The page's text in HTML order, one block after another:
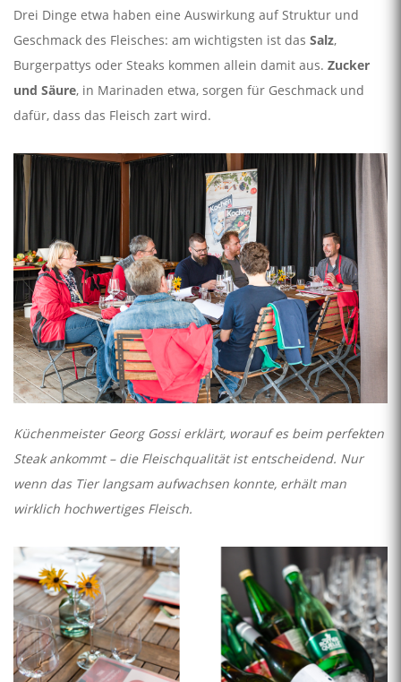
Drei Dinge etwa haben eine Auswirkung auf Struktur und
Geschmack des Fleisches: am wichtigsten ist das Salz,
Burgerpattys oder Steaks kommen allein damit aus. Zucker
und Säure, in Marinaden etwa, sorgen für Geschmack und
dafür, dass das Fleisch zart wird.
Küchenmeister Georg Gossi erklärt, worauf es beim perfekten
Steak ankommt – die Fleischqualität ist entscheidend. Nur
wenn das Tier langsam aufwachsen konnte, erhält man
wirklich hochwertiges Fleisch.